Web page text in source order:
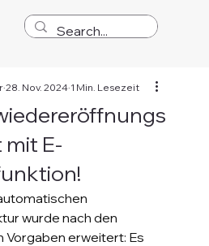
E-
28. Nov. 2024 1 Min. Lesezeit
wurde nach den
erweitert: Es